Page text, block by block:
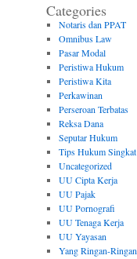
Categories
Notaris dan PPAT
Omnibus Law
Pasar Modal
Peristiwa Hukum
Peristiwa Kita
Perkawinan
Perseroan Terbatas
Reksa Dana
Seputar Hukum
Tips Hukum Singkat
Uncategorized
UU Cipta Kerja
UU Pajak
UU Pornografi
UU Tenaga Kerja
UU Yayasan
Yang Ringan-Ringan